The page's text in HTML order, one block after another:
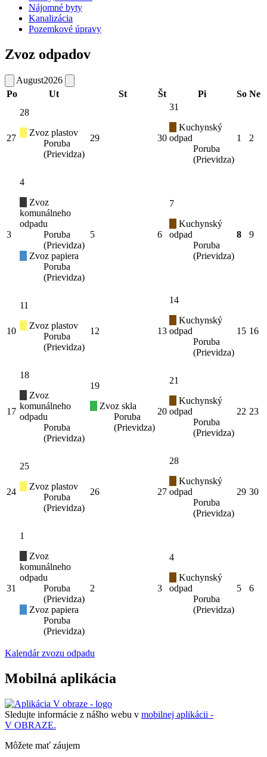
Nájomné byty
Kanalizácia
Pozemkové úpravy
Zvoz odpadov
August2026
Po
Ut St Št Pi So Ne
27
28
Zvoz plastov
Poruba
(Prievidza)
29 30
31
Kuchynský
odpad
Poruba
(Prievidza)
1 2
3
4
Zvoz
komunálneho
odpadu
Poruba
(Prievidza)
Zvoz papiera
Poruba
(Prievidza)
5 6
7
Kuchynský
odpad
Poruba
(Prievidza)
8 9
10
11
Zvoz plastov
Poruba
(Prievidza)
12 13
14
Kuchynský
odpad
Poruba
(Prievidza)
15 16
17
18
Zvoz
komunálneho
odpadu
Poruba
(Prievidza)
19
Zvoz skla
Poruba
(Prievidza)
20
21
Kuchynský
odpad
Poruba
(Prievidza)
22 23
24
25
Zvoz plastov
Poruba
(Prievidza)
26 27
28
Kuchynský
odpad
Poruba
(Prievidza)
29 30
31
1
Zvoz
komunálneho
odpadu
Poruba
(Prievidza)
Zvoz papiera
Poruba
(Prievidza)
2 3
4
Kuchynský
odpad
Poruba
(Prievidza)
5 6
Kalendár zvozu odpadu
Mobilná aplikácia
Sledujte informácie z nášho webu v mobilnej aplikácii -
V OBRAZE.
Môžete mať záujem